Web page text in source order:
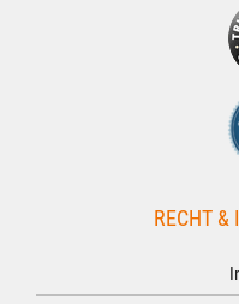
RECHT &